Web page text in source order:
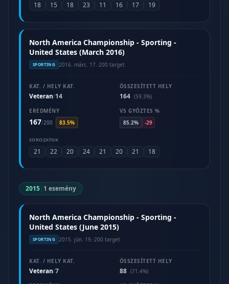
18 15 18 23 11 16 17 19
North America Championship - Sporting -
United States (March 2016)
SPORTING 2016. márc. 17. ·200 target
KAT. / HELY KAT.
Veteran/14
ÖSSZESÍTETT HELY
164 (59.3%)
EREDMÉNY
167/200 83.5%
VS GYŐZTES %
85.2%
-29
SOROZATOK
21 22 20 24 21 20 21 18
2015| 1 esemény
North America Championship - Sporting -
United States (June 2015)
SPORTING 2015. jún. 19. ·200 target
KAT. / HELY KAT.
Veteran/7
ÖSSZESÍTETT HELY
88 (71.4%)